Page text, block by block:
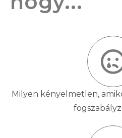
Milyen kényelmetlen,